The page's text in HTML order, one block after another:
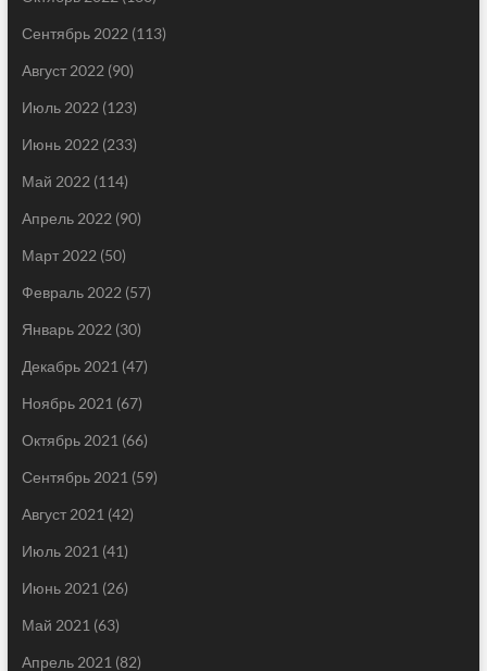
Сентябрь 2022 (113)
Август 2022 (90)
Июль 2022 (123)
Июнь 2022 (233)
Май 2022 (114)
Апрель 2022 (90)
Март 2022 (50)
Февраль 2022 (57)
Январь 2022 (30)
Декабрь 2021 (47)
Ноябрь 2021 (67)
Октябрь 2021 (66)
Сентябрь 2021 (59)
Август 2021 (42)
Июль 2021 (41)
Июнь 2021 (26)
Май 2021 (63)
Апрель 2021 (82)